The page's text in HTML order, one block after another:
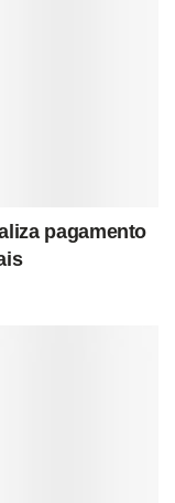
pagamento